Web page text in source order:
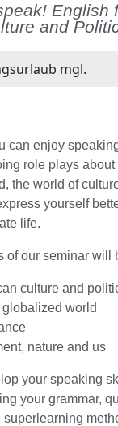
English
and
mgl.
can enjoy
role plays about
the world of
yourself
life.
of our seminar will
culture and
world
nature and us
your speaking
your grammar,
superlearning